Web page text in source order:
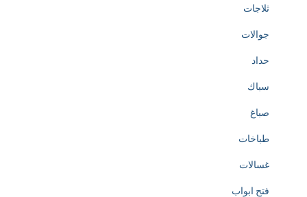
ثلاجات
جوالات
حداد
سباك
صباغ
طباخات
غسالات
فتح ابواب